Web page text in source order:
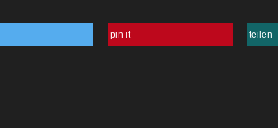
pin it teilen